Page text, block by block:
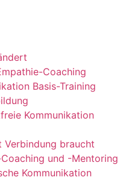
Coaching
Basis-Training
Kommunikation
Verbindung braucht
Coaching und -Mentoring
Kommunikation